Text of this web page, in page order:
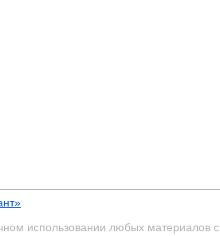
использовании любых материалов с